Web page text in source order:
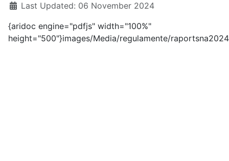
Last Updated: 06 November 2024
{aridoc engine="pdfjs" width="100%"
height="500"}images/Media/regulamente/